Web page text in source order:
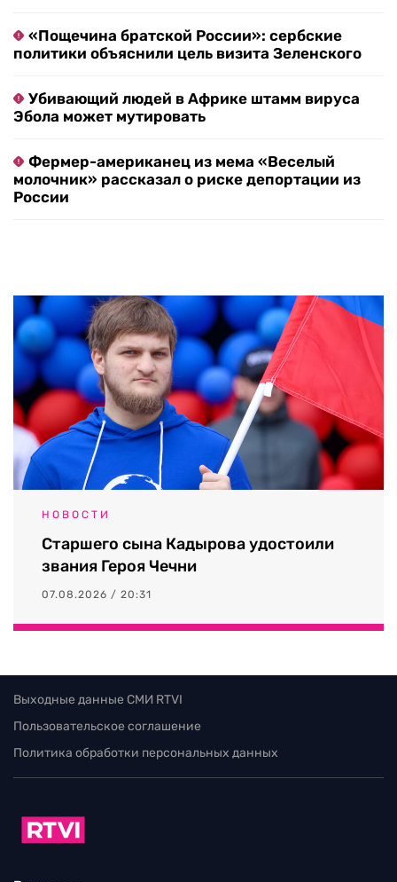
«Пощечина братской России»: сербские
политики объяснили цель визита Зеленского
Убивающий людей в Африке штамм вируса
Эбола может мутировать
Фермер-американец из мема «Веселый
молочник» рассказал о риске депортации из
России
НОВОСТИ
Старшего сына Кадырова удостоили
звания Героя Чечни